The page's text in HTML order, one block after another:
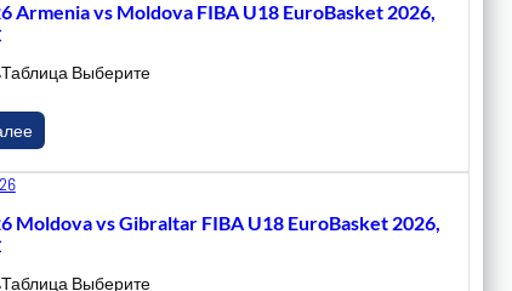
Armenia vs Moldova FIBA U18 EuroBasket 2026,
Выберите
Moldova vs Gibraltar FIBA U18 EuroBasket 2026,
Выберите